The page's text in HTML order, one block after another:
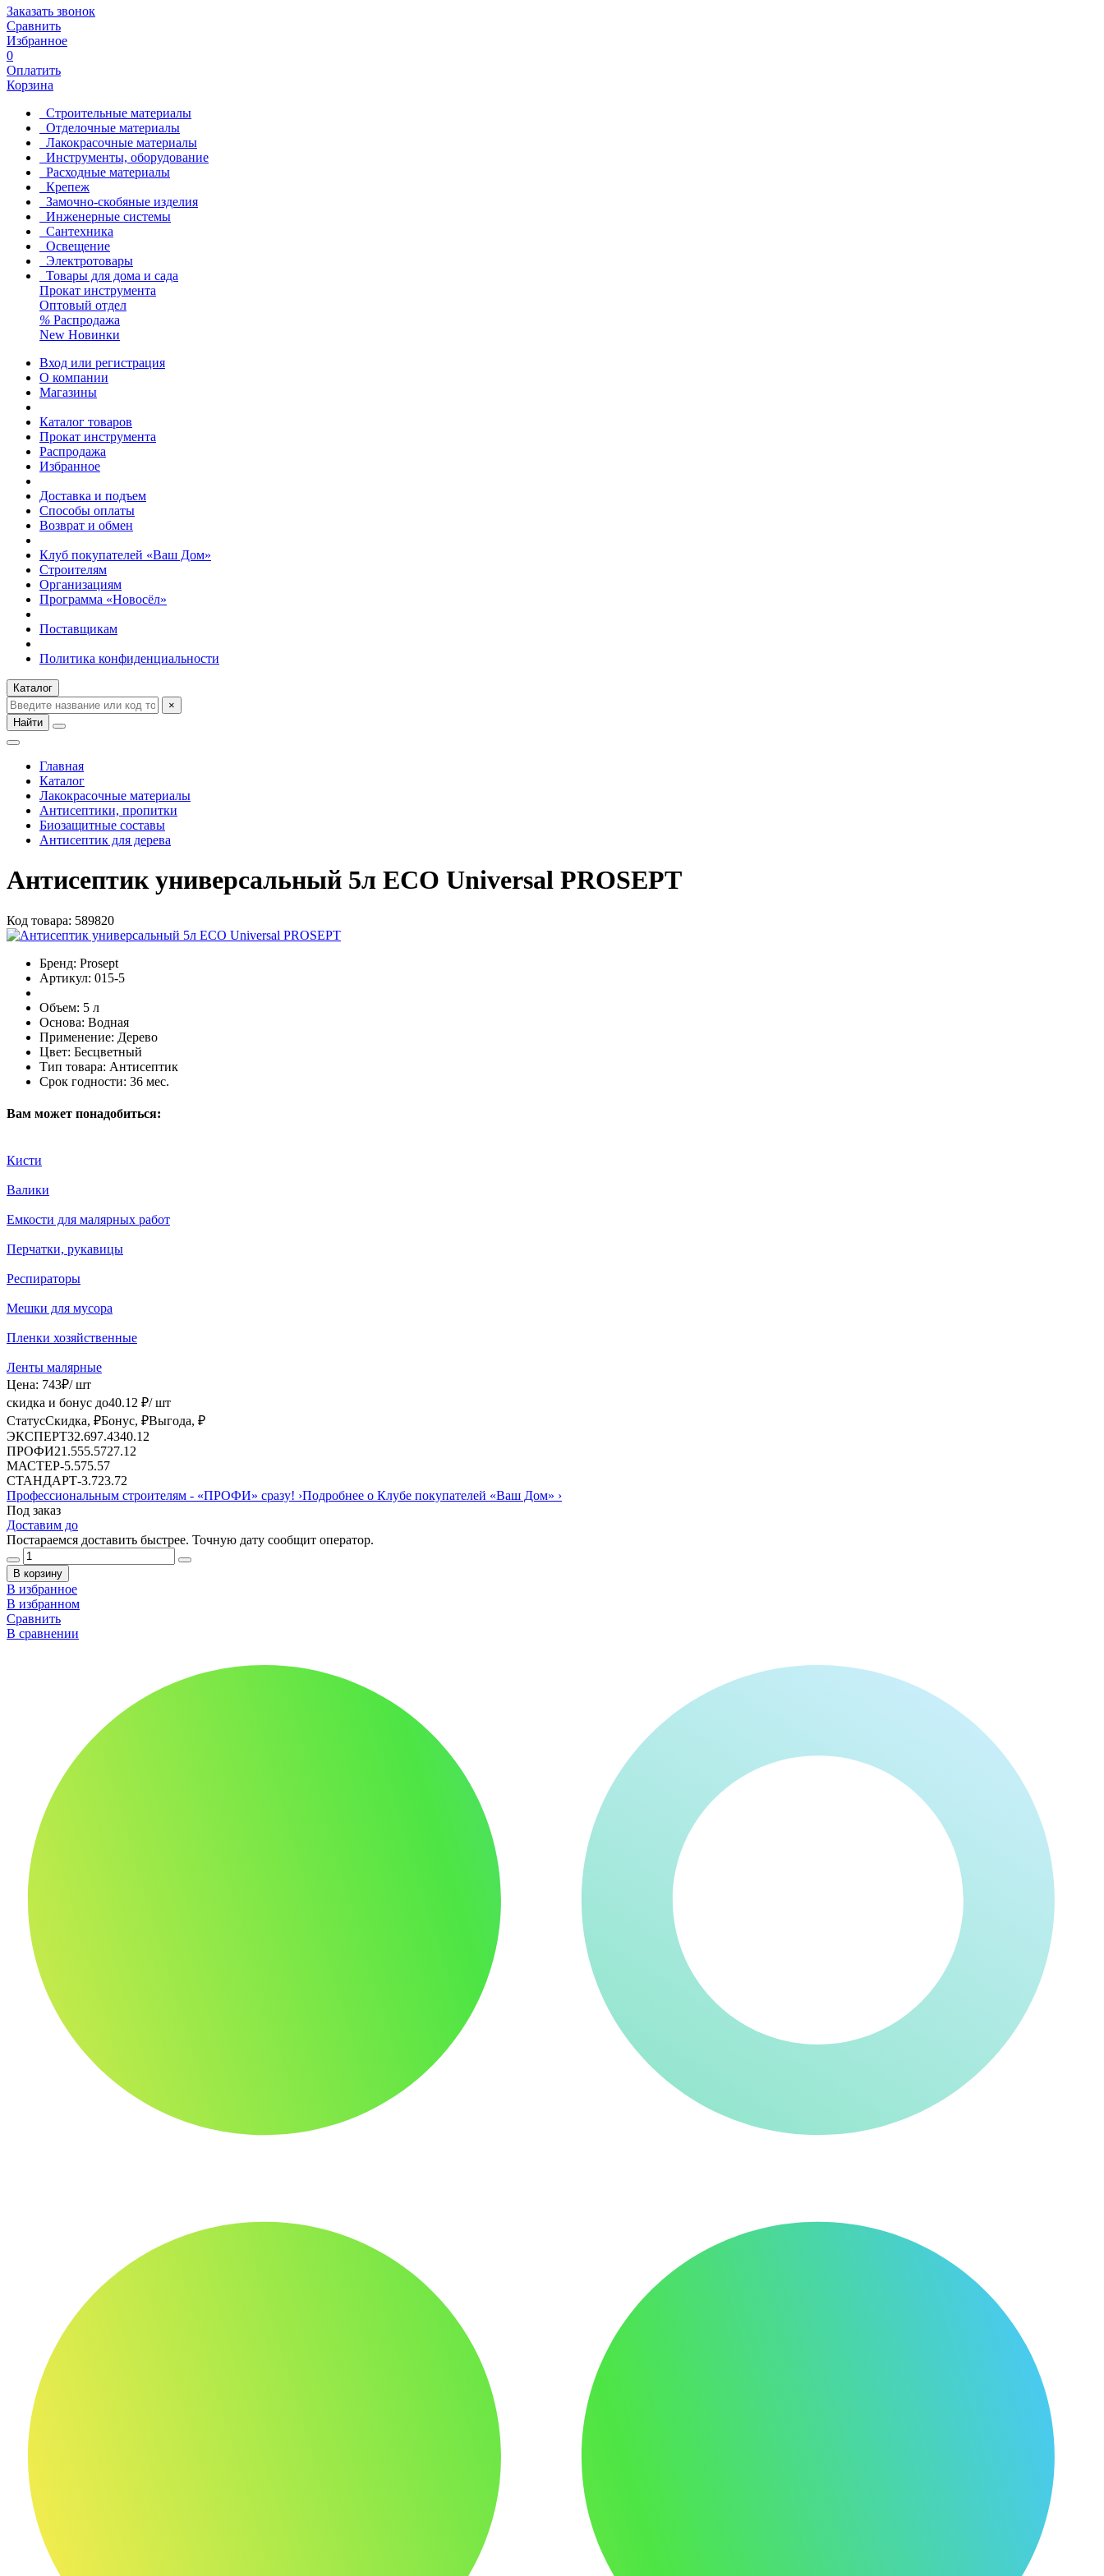
Заказать звонок
Сравнить
Избранное
0
Оплатить
Корзина
Строительные материалы
Отделочные материалы
Лакокрасочные материалы
Инструменты, оборудование
Расходные материалы
Крепеж
Замочно-скобяные изделия
Инженерные системы
Сантехника
Освещение
Электротовары
Товары для дома и сада
Прокат инструмента
Оптовый отдел
% Распродажа
New Новинки
Вход или регистрация
О компании
Магазины
Каталог товаров
Прокат инструмента
Распродажа
Избранное
Доставка и подъем
Способы оплаты
Возврат и обмен
Клуб покупателей «Ваш Дом»
Строителям
Организациям
Программа «Новосёл»
Поставщикам
Политика конфиденциальности
Каталог
×
Найти
Главная
Каталог
Лакокрасочные материалы
Антисептики, пропитки
Биозащитные составы
Антисептик для дерева
Антисептик универсальный 5л ECO Universal PROSEPT
Код товара: 589820
Бренд: Prosept
Артикул: 015-5
Объем: 5 л
Основа: Водная
Применение: Дерево
Цвет: Бесцветный
Тип товара: Антисептик
Срок годности: 36 мес.
Вам может понадобиться:
Кисти
Валики
Емкости для малярных работ
Перчатки, рукавицы
Респираторы
Мешки для мусора
Пленки хозяйственные
Ленты малярные
Цена: 743₽/ шт
скидка и бонус до40.12 ₽/ шт
СтатусСкидка, ₽Бонус, ₽Выгода, ₽
ЭКСПЕРТ32.697.4340.12
ПРОФИ21.555.5727.12
МАСТЕР-5.575.57
СТАНДАРТ-3.723.72
Профессиональным строителям - «ПРОФИ» сразу! ›Подробнее о Клубе покупателей «Ваш Дом» ›
Под заказ
Доставим до
Постараемся доставить быстрее. Точную дату сообщит оператор.
В корзину
В избранное
В избранном
Сравнить
В сравнении